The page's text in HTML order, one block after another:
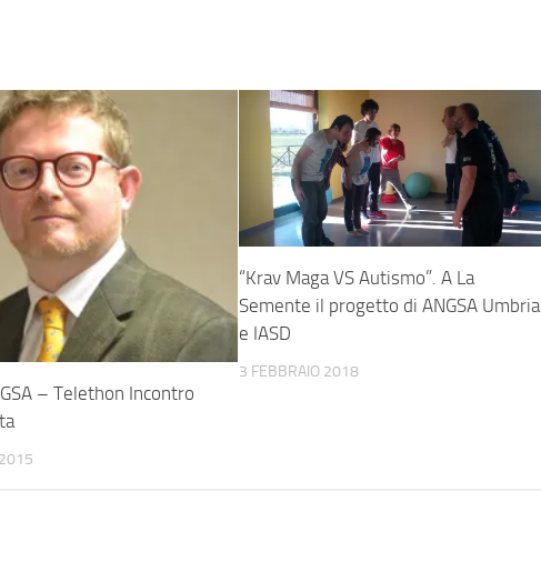
– Telethon Incontro
“Krav Maga VS Autismo”. A La
Semente il progetto di ANGSA Umbria
e IASD
3 FEBBRAIO 2018